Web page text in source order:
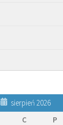
sierpień 2026
C P